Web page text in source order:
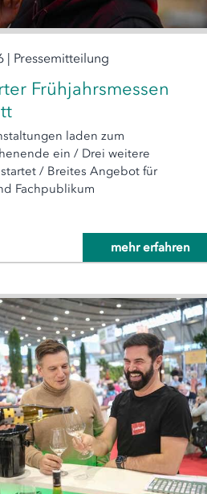
| Pressemitteilung
Frühjahrsmessen
laden zum
ein / Drei weitere
/ Breites Angebot für
Fachpublikum
mehr erfahren